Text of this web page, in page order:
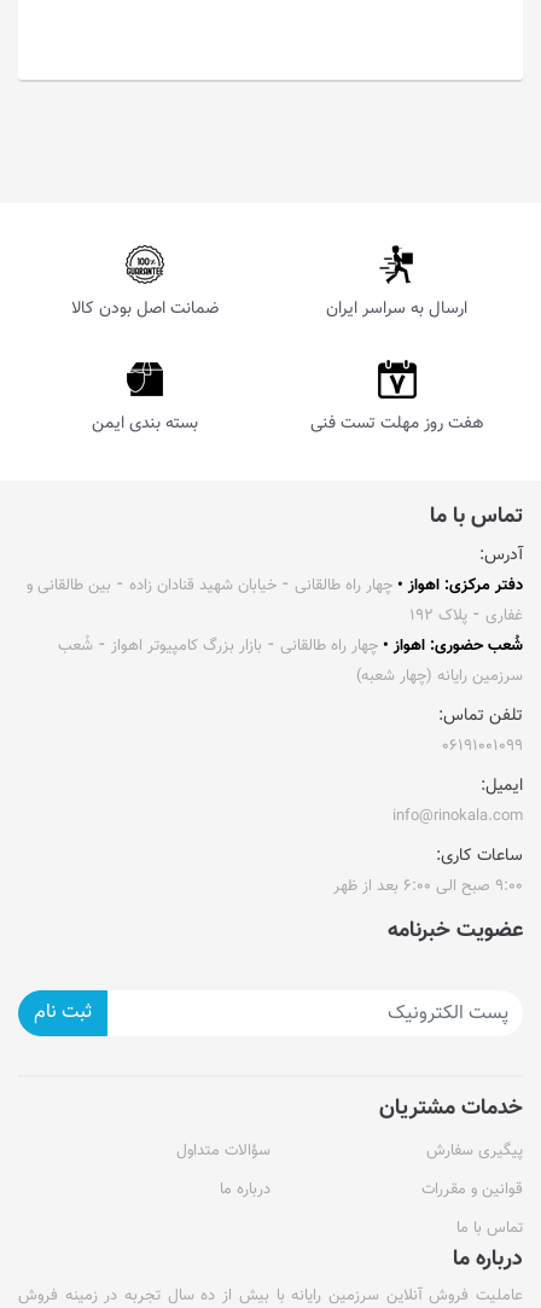
ارسال به سراسر ایران ضمانت اصل بودن کالا
هفت روز مهلت تست فنی بسته بندی ایمن
تماس با ما
آدرس:
دفتر مرکزی: اهواز • چهار راه طالقانی ⁃ خیابان شهید قنادان زاده ⁃ بین طالقانی و
غفاری ⁃ پلاک ۱۹۲
شُعب حضوری: اهواز • چهار راه طالقانی ⁃ بازار بزرگ کامپیوتر اهواز ⁃ شُعب
سرزمین رایانه (چهار شعبه)
تلفن تماس:
۰۶۱۹۱۰۰۱۰۹۹
ایمیل:
info@rinokala.com
ساعات کاری:
۹:۰۰ صبح الی ۶:۰۰ بعد از ظهر
عضویت خبرنامه
ثبت نام
خدمات مشتریان
پیگیری سفارش
سؤالات متداول
قوانین و مقررات
درباره ما
تماس با ما
درباره ما
عاملیت فروش آنلاین سرزمین رایانه با بیش از ده سال تجربه در زمینه فروش